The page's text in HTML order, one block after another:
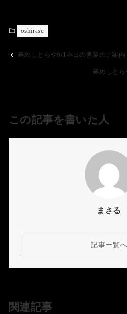
oshirase
釜めしとらや9/1本日の営業のご案内
釜めしと
この記事を書いた人
まさる
記事一覧へ
関連記事